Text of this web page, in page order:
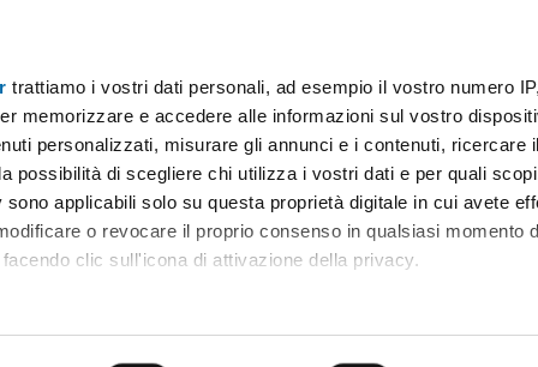
trattiamo i vostri dati personali, ad esempio il vostro numero
memorizzare e accedere alle informazioni sul vostro
personalizzati, misurare gli annunci e i contenuti, ricercare
possibilità di scegliere chi utilizza i vostri dati e per quali
applicabili solo su questa proprietà digitale in cui avete
o revocare il proprio consenso in qualsiasi momento
clic sull'icona di attivazione della privacy.
Prezzo Superficie Locali Più filtri - 1
ricci napoli Napoli
Ordine Mioaffitto